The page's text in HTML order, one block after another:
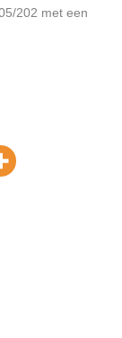
202 met een